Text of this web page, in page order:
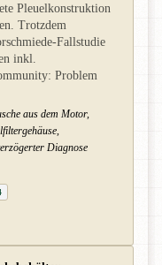
Pleuelkonstruktion
Trotzdem
Fallstudie
inkl.
Problem
aus dem Motor,
Diagnose